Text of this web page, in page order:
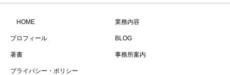
HOME 業務内容
プロフィール BLOG
著書 事務所案内
プライバシー・ポリシー